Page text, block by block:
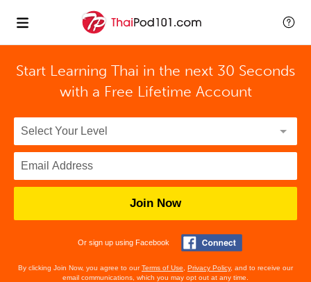
Start Learning Thai in the next 30 Seconds
with a Free Lifetime Account
Join Now
Or sign up using Facebook
By clicking Join Now, you agree to ourTerms of Use Privacy Policy, and to receive our
email communications, which you may opt out at any time.